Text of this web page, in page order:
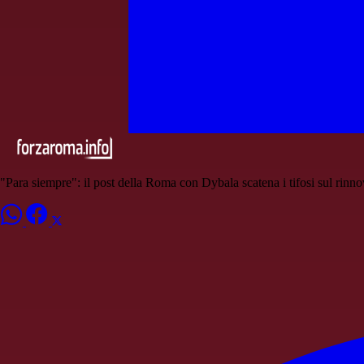
"Para siempre": il post della Roma con Dybala scatena i tifosi sul